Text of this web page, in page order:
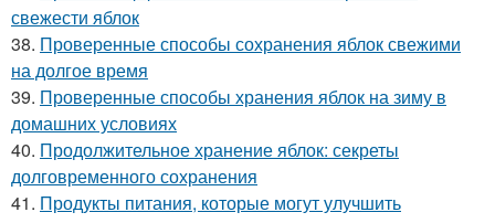
свежести яблок
38. Проверенные способы сохранения яблок свежими
на долгое время
39. Проверенные способы хранения яблок на зиму в
домашних условиях
40. Продолжительное хранение яблок: секреты
долговременного сохранения
41. Продукты питания, которые могут улучшить